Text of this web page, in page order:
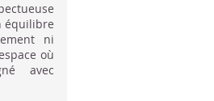
équilibre
ni
où
avec